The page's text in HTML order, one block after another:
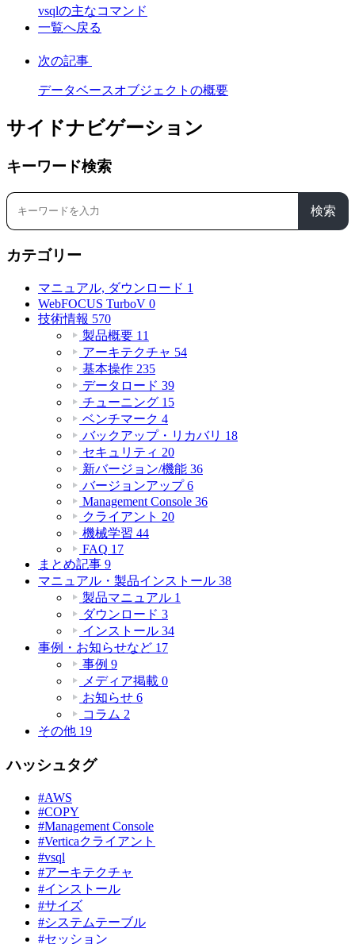
vsqlの主なコマンド
一覧へ戻る
次の記事
データベースオブジェクトの概要
サイドナビゲーション
キーワード検索
検索
カテゴリー
マニュアル, ダウンロード 1
WebFOCUS TurboV 0
技術情報 570
製品概要 11
アーキテクチャ 54
基本操作 235
データロード 39
チューニング 15
ベンチマーク 4
バックアップ・リカバリ 18
セキュリティ 20
新バージョン/機能 36
バージョンアップ 6
Management Console 36
クライアント 20
機械学習 44
FAQ 17
まとめ記事 9
マニュアル・製品インストール 38
製品マニュアル 1
ダウンロード 3
インストール 34
事例・お知らせなど 17
事例 9
メディア掲載 0
お知らせ 6
コラム 2
その他 19
ハッシュタグ
#AWS
#COPY
#Management Console
#Verticaクライアント
#vsql
#アーキテクチャ
#インストール
#サイズ
#システムテーブル
#セッション